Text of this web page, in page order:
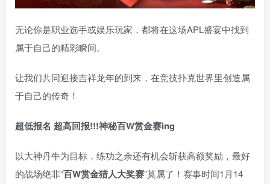
无论你是职业选手或娱乐玩家，都将在这场APL盛宴中找到
属于自己的精彩瞬间。
让我们共同迎接吉祥龙年的到来，在竞技扑克世界里创造属
于自己的传奇！
超低报名 超高回报!!!神秘百W赏金赛ing
以大神丹牛为目标，练功之余还有机会斩获高额奖励，最好
的战场绝非“百W赏金猎人大奖赛”莫属了！赛事时间1月14